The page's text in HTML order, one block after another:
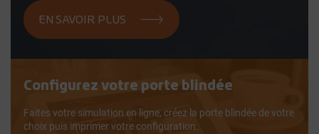
EN SAVOIR PLUS
Configurez votre porte blindée
Faites votre simulation en ligne, créez la porte blindée de votre
choix puis imprimer votre configuration.